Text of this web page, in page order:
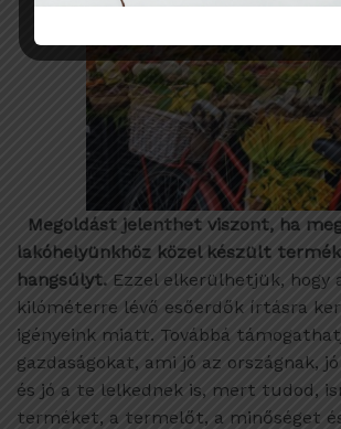
Megoldást jelenthet viszont, ha
lakóhelyünkhöz közel készült
hangsúlyt. Ezzel elkerülhetjük, hogy
kilóméterre lévő esőerdők írtásra
igényeink miatt. Továbbá
gazdaságokat, ami jó az országnak,
és jó a te lelkednek is, mert tudod,
terméket, a termelőt, a minőséget